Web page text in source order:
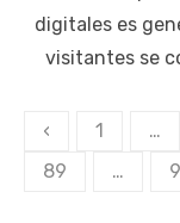
digitales es
visitantes se
Paginación
de
‹ 1 …
89
…